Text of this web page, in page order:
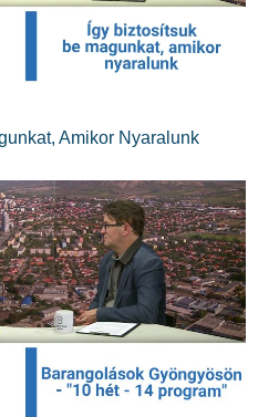
Amikor Nyaralunk